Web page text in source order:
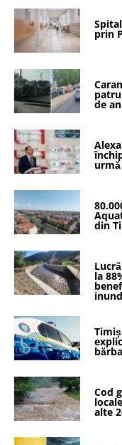
prin
de
din
la
Cod
alte